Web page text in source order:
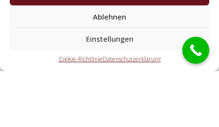
Ablehnen
Einstellungen
Cookie-RichtlinieDatenschutzerklärung
Welche Leistungen übernehmen die
Die Partner übernehmen alle Tätigkeiten, die Sie von einem